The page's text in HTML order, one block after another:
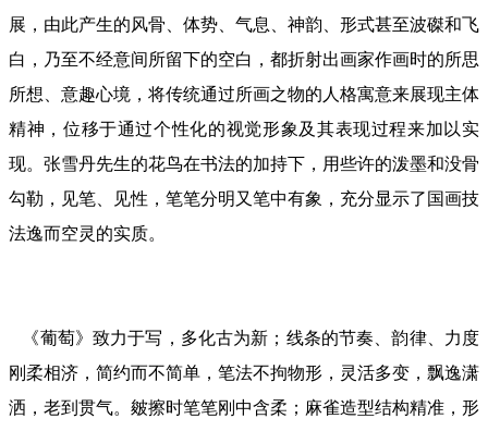
展，由此产生的风骨、体势、气息、神韵、形式甚至波磔和飞
白，乃至不经意间所留下的空白，都折射出画家作画时的所思
所想、意趣心境，将传统通过所画之物的人格寓意来展现主体
精神，位移于通过个性化的视觉形象及其表现过程来加以实
现。张雪丹先生的花鸟在书法的加持下，用些许的泼墨和没骨
勾勒，见笔、见性，笔笔分明又笔中有象，充分显示了国画技
法逸而空灵的实质。
《葡萄》致力于写，多化古为新；线条的节奏、韵律、力度
刚柔相济，简约而不简单，笔法不拘物形，灵活多变，飘逸潇
洒，老到贯气。皴擦时笔笔刚中含柔；麻雀造型结构精准，形